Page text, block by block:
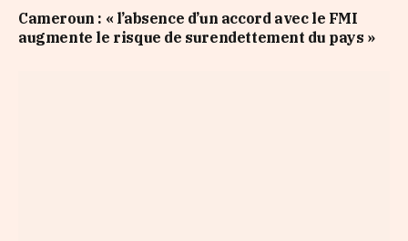
Cameroun : « l’absence d’un accord avec le FMI
augmente le risque de surendettement du pays »